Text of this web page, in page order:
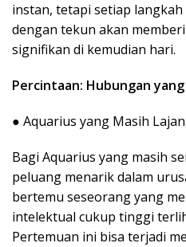
instan, tetapi setiap
dengan tekun akan
signifikan di kemudian hari.
Percintaan: Hubungan
● Aquarius yang Masih
Bagi Aquarius yang masih
peluang menarik dalam
bertemu seseorang yang
intelektual cukup tinggi
Pertemuan ini bisa terjadi